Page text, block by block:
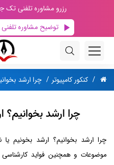
رزرو مشاوره تلفنی تک
توضیح مشاوره تلفنی
کنکور کامپیوتر چرا ارشد
چرا ارشد بخوانیم؟
چرا ارشد بخوانیم؟ ارشد بخونیم
موضوعات و همچنین فواید